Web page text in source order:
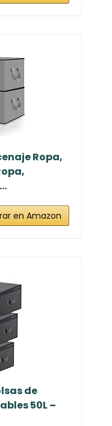
Ropa,
en Amazon
de
50L –